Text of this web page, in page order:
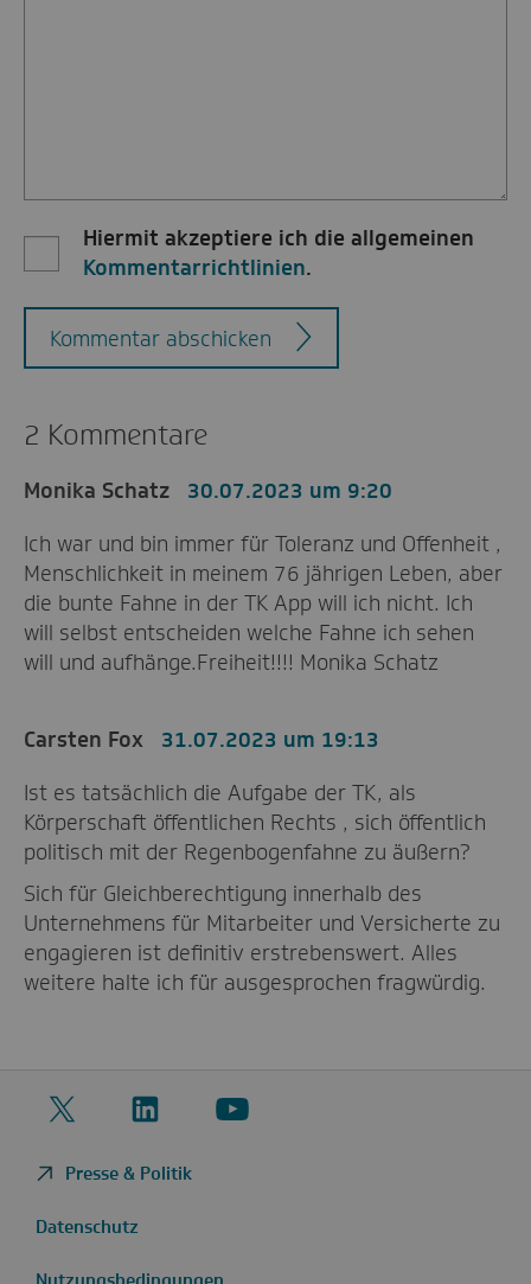
Hiermit akzeptiere ich die allgemeinen
Kommentarrichtlinien.
Kommentar abschicken
2 Kommentare
Monika Schatz
30.07.2023 um 9:20
Ich war und bin immer für Toleranz und Offenheit ,
Menschlichkeit in meinem 76 jährigen Leben, aber
die bunte Fahne in der TK App will ich nicht. Ich
will selbst entscheiden welche Fahne ich sehen
will und aufhänge.Freiheit!!!! Monika Schatz
Carsten Fox
31.07.2023 um 19:13
Ist es tatsächlich die Aufgabe der TK, als
Körperschaft öffentlichen Rechts , sich öffentlich
politisch mit der Regenbogenfahne zu äußern?
Sich für Gleichberechtigung innerhalb des
Unternehmens für Mitarbeiter und Versicherte zu
engagieren ist definitiv erstrebenswert. Alles
weitere halte ich für ausgesprochen fragwürdig.
Twitter
LinkedIn
YouTube
Presse & Politik
Datenschutz